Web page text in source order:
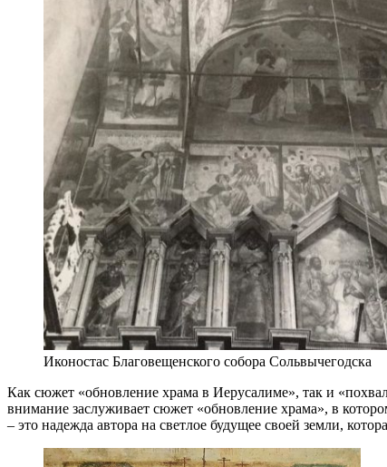
Иконостас Благовещенского собора Сольвычегодска
Как сюжет «обновление храма в Иерусалиме», так и
внимание заслуживает сюжет «обновление храма», в
– это надежда автора на светлое будущее своей земли,